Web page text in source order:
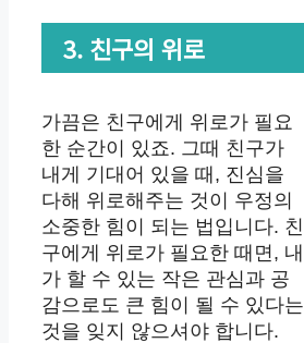
3. 친구의 위로
가끔은 친구에게 위로가 필요
한 순간이 있죠. 그때 친구가
내게 기대어 있을 때, 진심을
다해 위로해주는 것이 우정의
소중한 힘이 되는 법입니다. 친
구에게 위로가 필요한 때면, 내
가 할 수 있는 작은 관심과 공
감으로도 큰 힘이 될 수 있다는
것을 잊지 않으셔야 합니다.